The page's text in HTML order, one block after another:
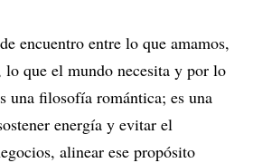
encuentro entre lo que amamos,
lo que el mundo necesita y por lo
una filosofía romántica; es una
energía y evitar el
alinear ese propósito